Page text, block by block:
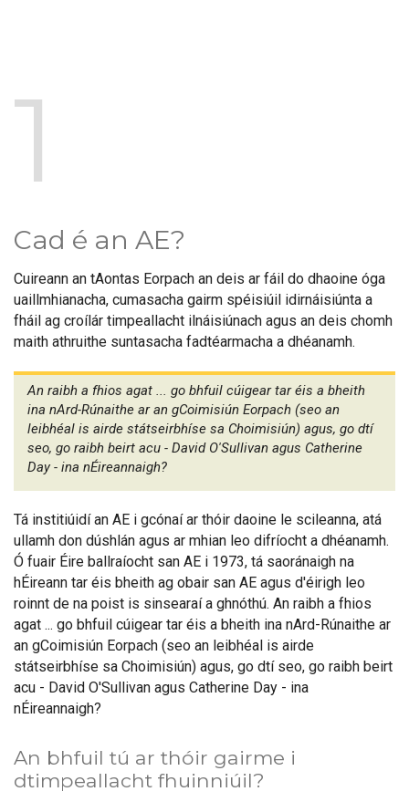
1
Cad é an AE?
Cuireann an tAontas Eorpach an deis ar fáil do dhaoine óga
uaillmhianacha, cumasacha gairm spéisiúil idirnáisiúnta a
fháil ag croílár timpeallacht ilnáisiúnach agus an deis chomh
maith athruithe suntasacha fadtéarmacha a dhéanamh.
An raibh a fhios agat ... go bhfuil cúigear tar éis a bheith
ina nArd-Rúnaithe ar an gCoimisiún Eorpach (seo an
leibhéal is airde státseirbhíse sa Choimisiún) agus, go dtí
seo, go raibh beirt acu - David O'Sullivan agus Catherine
Day - ina nÉireannaigh?
Tá institiúidí an AE i gcónaí ar thóir daoine le scileanna, atá
ullamh don dúshlán agus ar mhian leo difríocht a dhéanamh.
Ó fuair Éire ballraíocht san AE i 1973, tá saoránaigh na
hÉireann tar éis bheith ag obair san AE agus d'éirigh leo
roinnt de na poist is sinsearaí a ghnóthú. An raibh a fhios
agat ... go bhfuil cúigear tar éis a bheith ina nArd-Rúnaithe ar
an gCoimisiún Eorpach (seo an leibhéal is airde
státseirbhíse sa Choimisiún) agus, go dtí seo, go raibh beirt
acu - David O'Sullivan agus Catherine Day - ina
nÉireannaigh?
An bhfuil tú ar thóir gairme i
dtimpeallacht fhuinniúil?